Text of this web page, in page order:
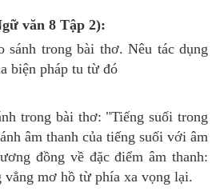
văn 8 Tập 2):
sánh trong bài thơ. Nêu tác dụng
biện pháp tu từ đó
trong bài thơ: "Tiếng suối trong
âm thanh của tiếng suối với âm
đồng về đặc điểm âm thanh:
vẳng mơ hồ từ phía xa vọng lại.